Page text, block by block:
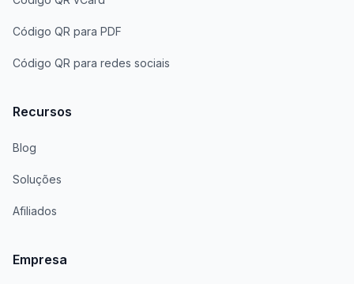
Código QR para PDF
Código QR para redes sociais
Recursos
Blog
Soluções
Afiliados
Empresa